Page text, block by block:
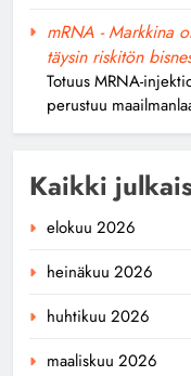
mRNA - Markkina
täysin riskitön
Totuus MRNA-
perustuu
Kaikki
elokuu 2026
heinäkuu 2026
huhtikuu 2026
maaliskuu 2026